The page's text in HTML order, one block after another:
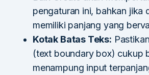
pengaturan ini, bahkan jika
memiliki panjang yang
Kotak Batas Teks:
(text boundary box) cukup
menampung input